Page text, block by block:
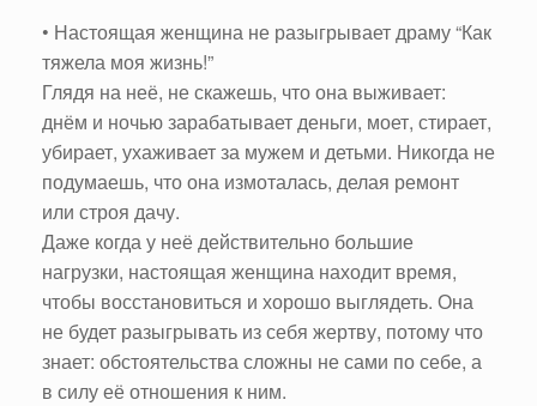
• Настоящая женщина не разыгрывает драму “Как
тяжела моя жизнь!”
Глядя на неё, не скажешь, что она выживает:
днём и ночью зарабатывает деньги, моет, стирает,
убирает, ухаживает за мужем и детьми. Никогда не
подумаешь, что она измоталась, делая ремонт
или строя дачу.
Даже когда у неё действительно большие
нагрузки, настоящая женщина находит время,
чтобы восстановиться и хорошо выглядеть. Она
не будет разыгрывать из себя жертву, потому что
знает: обстоятельства сложны не сами по себе, а
в силу её отношения к ним.